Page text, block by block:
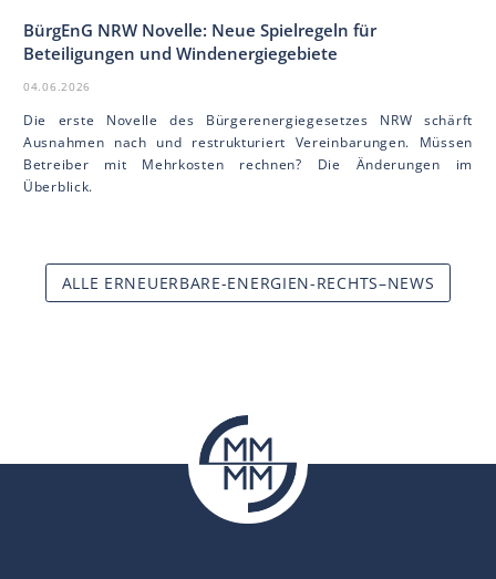
BürgEnG NRW Novelle: Neue Spielregeln für
Beteiligungen und Windenergiegebiete
04.06.2026
Die erste Novelle des Bürgerenergiegesetzes NRW schärft
Ausnahmen nach und restrukturiert Vereinbarungen. Müssen
Betreiber mit Mehrkosten rechnen? Die Änderungen im
Überblick.
ALLE ERNEUERBARE-ENERGIEN-RECHTS–NEWS